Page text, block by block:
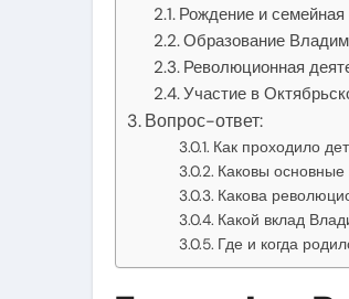
Рождение и семейная
Образование
Революционная
Участие в
Вопрос-ответ:
Как проходило
Каковы
Какова
Какой вклад
Где и когда